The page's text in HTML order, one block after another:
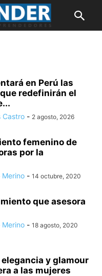
en Perú las
redefinirán el
Castro - 2 agosto, 2026
femenino de
por la
Merino - 14 octubre, 2020
que asesora
Merino - 18 agosto, 2020
elegancia y glamour
a las mujeres